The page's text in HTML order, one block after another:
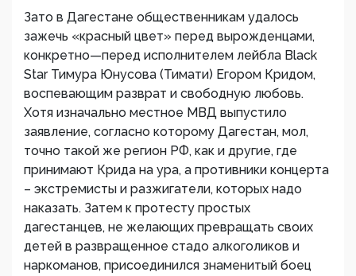
Зато в Дагестане общественникам удалось
зажечь «красный цвет» перед вырожденцами,
конкретно—перед исполнителем лейбла Black
Star Тимура Юнусова (Тимати) Егором Кридом,
воспевающим разврат и свободную любовь.
Хотя изначально местное МВД выпустило
заявление, согласно которому Дагестан, мол,
точно такой же регион РФ, как и другие, где
принимают Крида на ура, а противники концерта
– экстремисты и разжигатели, которых надо
наказать. Затем к протесту простых
дагестанцев, не желающих превращать своих
детей в развращенное стадо алкоголиков и
наркоманов, присоединился знаменитый боец